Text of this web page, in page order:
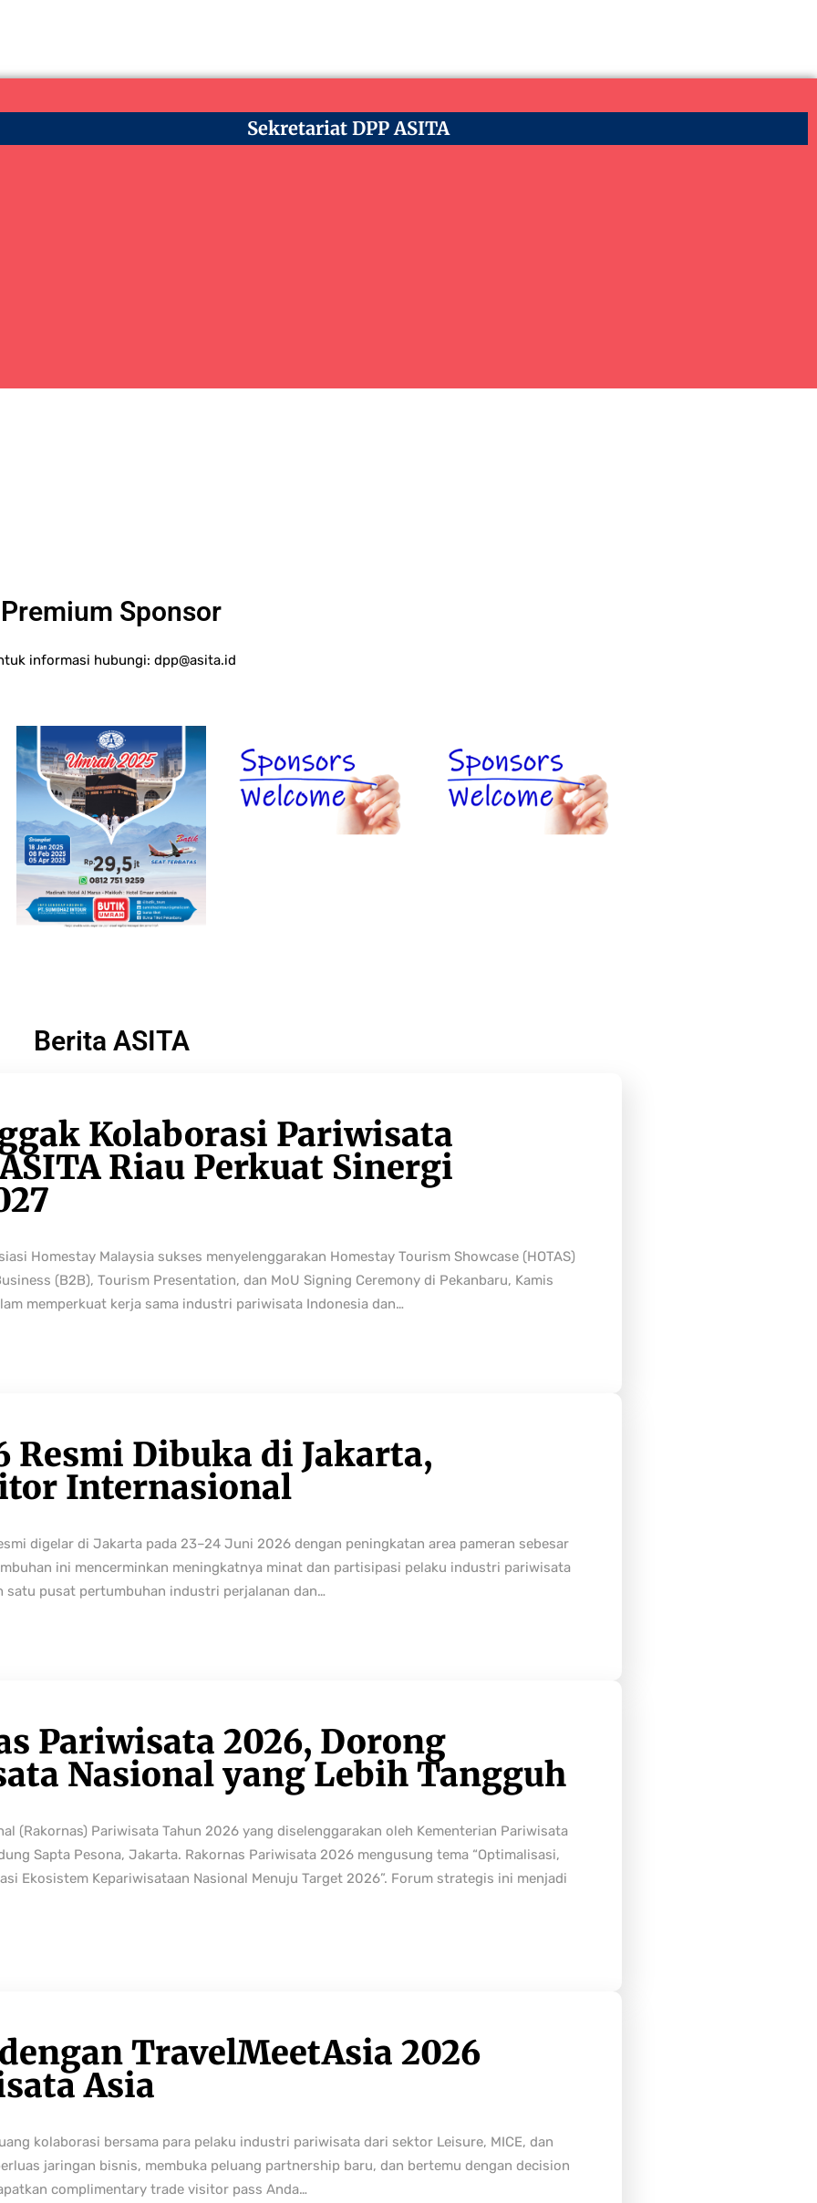
Sekretariat DPP ASITA
Premium Sponsor
informasi hubungi: dpp@asita.id
Berita ASITA
Kolaborasi Pariwisata
Riau Perkuat Sinergi
Homestay Malaysia sukses menyelenggarakan Homestay Tourism Showcase (HOTAS)
(B2B), Tourism Presentation, dan MoU Signing Ceremony di Pekanbaru, Kamis
memperkuat kerja sama industri pariwisata Indonesia dan…
Resmi Dibuka di Jakarta,
Internasional
digelar di Jakarta pada 23–24 Juni 2026 dengan peningkatan area pameran sebesar
ini mencerminkan meningkatnya minat dan partisipasi pelaku industri pariwisata
satu pusat pertumbuhan industri perjalanan dan…
Pariwisata 2026, Dorong
Nasional yang Lebih Tangguh
(Rakornas) Pariwisata Tahun 2026 yang diselenggarakan oleh Kementerian Pariwisata
Sapta Pesona, Jakarta. Rakornas Pariwisata 2026 mengusung tema “Optimalisasi,
Ekosistem Kepariwisataan Nasional Menuju Target 2026”. Forum strategis ini menjadi
TravelMeetAsia 2026
Asia
kolaborasi bersama para pelaku industri pariwisata dari sektor Leisure, MICE, dan
jaringan bisnis, membuka peluang partnership baru, dan bertemu dengan decision
complimentary trade visitor pass Anda…